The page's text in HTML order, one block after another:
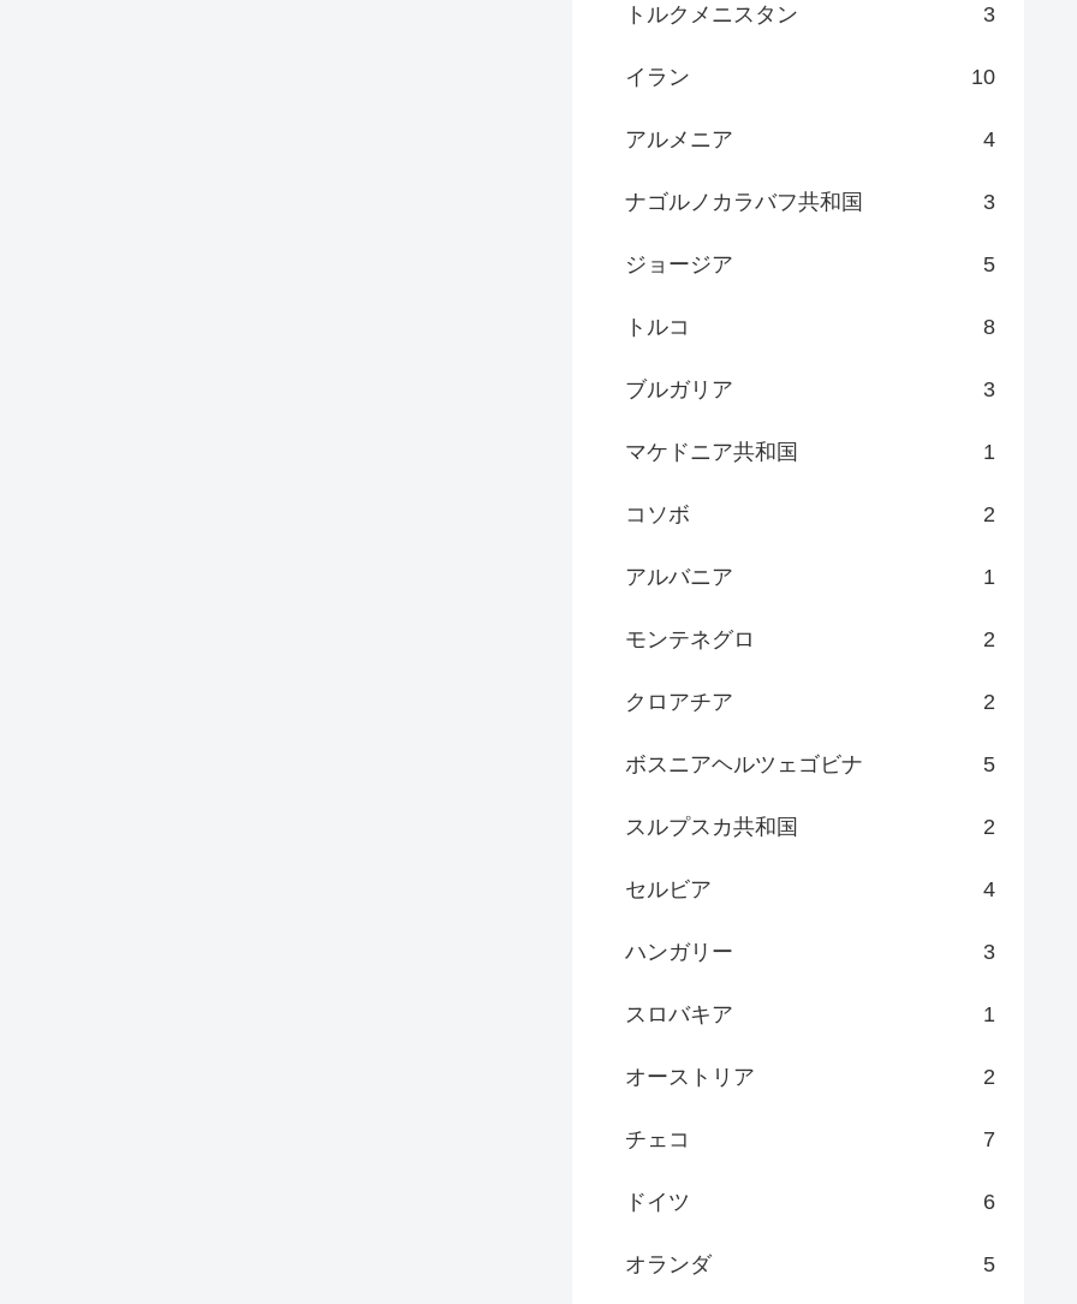
トルクメニスタン 3
イラン 10
アルメニア 4
ナゴルノカラバフ共和国 3
ジョージア 5
トルコ 8
ブルガリア 3
マケドニア共和国 1
コソボ 2
アルバニア 1
モンテネグロ 2
クロアチア 2
ボスニアヘルツェゴビナ 5
スルプスカ共和国 2
セルビア 4
ハンガリー 3
スロバキア 1
オーストリア 2
チェコ 7
ドイツ 6
オランダ 5